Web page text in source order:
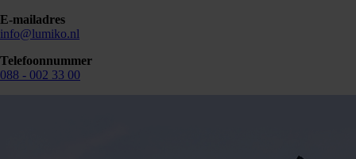
E-mailadres
info@lumiko.nl
Telefoonnummer
088 - 002 33 00